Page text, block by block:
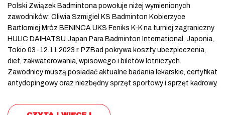
Polski Związek Badmintona powołuje niżej wymienionych
zawodników: Oliwia Szmigiel KS Badminton Kobierzyce
Bartłomiej Mróz BENINCA UKS Feniks K-K na turniej zagraniczny
HULIC DAIHATSU Japan Para Badminton International, Japonia,
Tokio 03-12.11.2023 r. PZBad pokrywa koszty ubezpieczenia,
diet, zakwaterowania, wpisowego i biletów lotniczych.
Zawodnicy muszą posiadać aktualne badania lekarskie, certyfikat
antydopingowy oraz niezbędny sprzęt sportowy i sprzęt kadrowy.